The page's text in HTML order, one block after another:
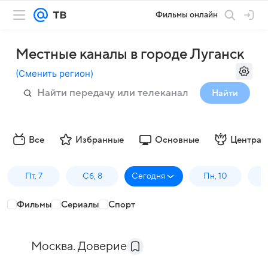
Фильмы онлайн
Местные каналы в городе Луганск
(Сменить регион)
Найти
Все Избранные Основные
Пт, 7 Сб, 8 Сегодня Пн, 10
Фильмы Сериалы Спорт
Москва. Доверие